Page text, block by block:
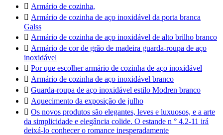
 Armário de cozinha,
 Armário de cozinha de aço inoxidável da porta branca
Galss
 Armário de cozinha de aço inoxidável de alto brilho branco
 Armário de cor de grão de madeira guarda-roupa de aço
inoxidável
 Por que escolher armário de cozinha de aço inoxidável
 Armário de cozinha de aço inoxidável branco
 Guarda-roupa de aço inoxidável estilo Modren branco
 Aquecimento da exposição de julho
 Os novos produtos são elegantes, leves e luxuosos, e a arte
da simplicidade e elegância colide. O estande n ° 4.2-11 irá
deixá-lo conhecer o romance inesperadamente